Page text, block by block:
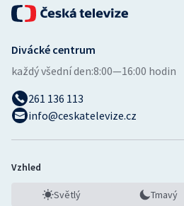
Divácké centrum
každý všední den:8:00—16:00 hodin
261 136 113
info@ceskatelevize.cz
Vzhled
Světlý Tmavý